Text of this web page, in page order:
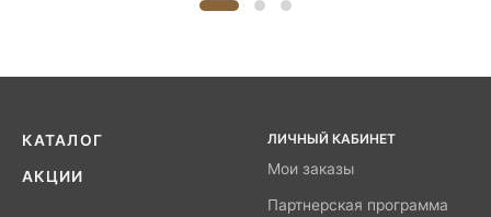
КАТАЛОГ
АКЦИИ
ЛИЧНЫЙ КАБИНЕТ
Мои заказы
Партнерская программа